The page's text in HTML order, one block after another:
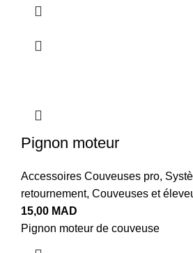
Pignon moteur
Accessoires Couveuses pro,
retournement, Couveuses et
15,00 MAD
Pignon moteur de couveuse